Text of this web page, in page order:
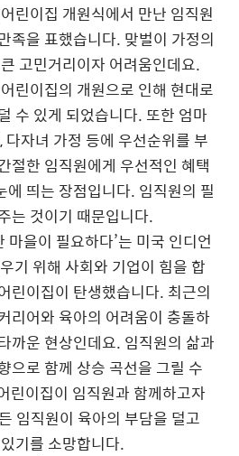
린이집 개원식에서 만난 임직원
족을 표했습니다. 맞벌이 가정의
고민거리이자 어려움인데요.
린이집의 개원으로 인해 현대로
수 있게 되었습니다. 또한 엄마
다자녀 가정 등에 우선순위를 부
절한 임직원에게 우선적인 혜택
에 띄는 장점입니다. 임직원의 필
는 것이기 때문입니다.
마을이 필요하다’는 미국 인디언
기 위해 사회와 기업이 힘을 합
린이집이 탄생했습니다. 최근의
리어와 육아의 어려움이 충돌하
까운 현상인데요. 임직원의 삶과
으로 함께 상승 곡선을 그릴 수
린이집이 임직원과 함께하고자
임직원이 육아의 부담을 덜고
기를 소망합니다.